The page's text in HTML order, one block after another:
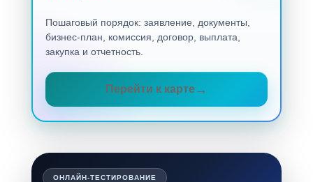
Пошаговый порядок: заявление, документы,
бизнес-план, комиссия, договор, выплата,
закупка и отчетность.
Перейти к карте
ОНЛАЙН-ТЕСТИРОВАНИЕ